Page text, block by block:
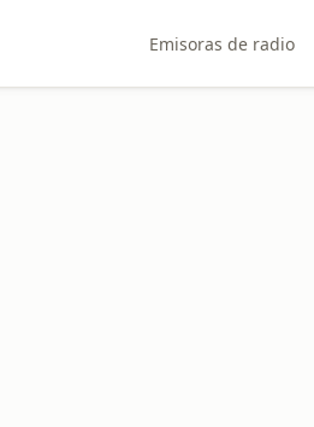
Emisoras de radio